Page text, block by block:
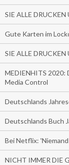
SIE ALLE DRUCKEN
Gute Karten im
SIE ALLE DRUCKEN
MEDIENHITS
Media Control
Deutschlands
Deutschlands Buch
Bei Netflix:
NICHT IMMER DIE